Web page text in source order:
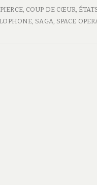
, COUP DE CŒUR,
, SAGA, SPACE